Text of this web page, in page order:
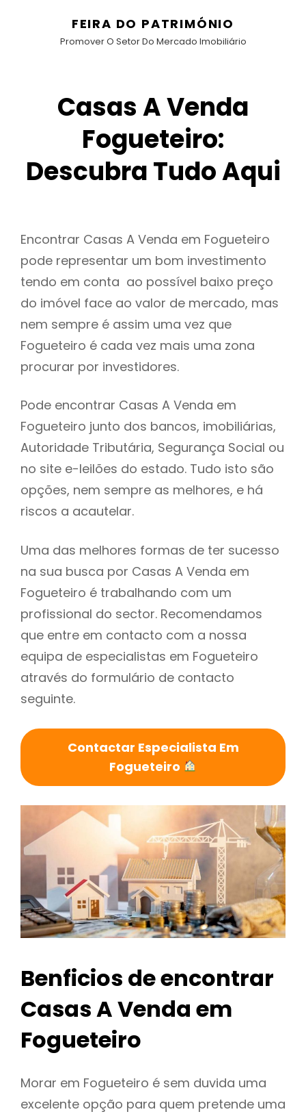
FEIRA DO PATRIMÓNIO
Promover O Setor Do Mercado Imobiliário
Casas A Venda
Fogueteiro:
Descubra Tudo Aqui
Encontrar Casas A Venda em Fogueteiro
pode representar um bom investimento
tendo em conta ao possível baixo preço
do imóvel face ao valor de mercado, mas
nem sempre é assim uma vez que
Fogueteiro é cada vez mais uma zona
procurar por investidores.
Pode encontrar Casas A Venda em
Fogueteiro junto dos bancos, imobiliárias,
Autoridade Tributária, Segurança Social ou
no site e-leilões do estado. Tudo isto são
opções, nem sempre as melhores, e há
riscos a acautelar.
Uma das melhores formas de ter sucesso
na sua busca por Casas A Venda em
Fogueteiro é trabalhando com um
profissional do sector. Recomendamos
que entre em contacto com a nossa
equipa de especialistas em Fogueteiro
através do formulário de contacto
seguinte.
Contactar Especialista Em
Fogueteiro
Benficios de encontrar
Casas A Venda em
Fogueteiro
Morar em Fogueteiro é sem duvida uma
excelente opção para quem pretende uma